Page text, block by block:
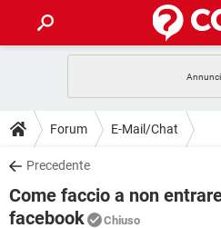
INTRATTENIMENTO
iOS
INSTAGRAM
GUIDE
COVID-19
iOS
DOWNLOAD
COVID-19
FORUM
Forum E-Mail/Chat
Precedente
Come faccio a non
facebook
Chiuso